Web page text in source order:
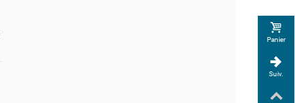
Panier
Suiv.